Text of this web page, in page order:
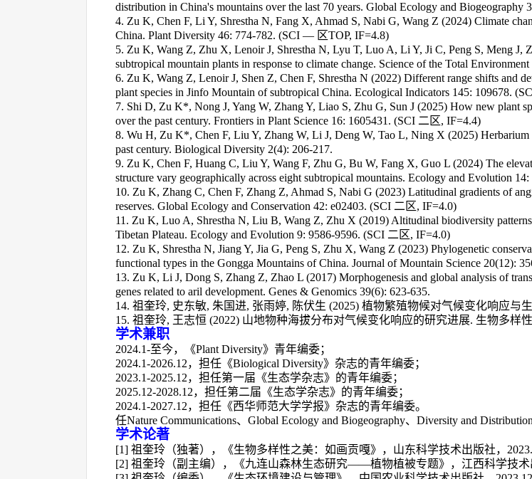
distribution in China's mountains over the last 70 years. Global Ecology and Biogeography
4. Zu K, Chen F, Li Y, Shrestha N, Fang X, Ahmad S, Nabi G, Wang Z (2024) Climate
China. Plant Diversity 46: 774-782. (SCI — 区TOP, IF=4.8)
5. Zu K, Wang Z, Zhu X, Lenoir J, Shrestha N, Lyu T, Luo A, Li Y, Ji C, Peng S, Meng J,
subtropical mountain plants in response to climate change. Science of the Total Environment
6. Zu K, Wang Z, Lenoir J, Shen Z, Chen F, Shrestha N (2022) Different range shifts and
plant species in Jinfo Mountain of subtropical China. Ecological Indicators 145: 109678. (
7. Shi D, Zu K*, Nong J, Yang W, Zhang Y, Liao S, Zhu G, Sun J (2025) How new plant
over the past century. Frontiers in Plant Science 16: 1605431. (SCI 二区, IF=4.4)
8. Wu H, Zu K*, Chen F, Liu Y, Zhang W, Li J, Deng W, Tao L, Ning X (2025) Herbarium
past century. Biological Diversity 2(4): 206-217.
9. Zu K, Chen F, Huang C, Liu Y, Wang F, Zhu G, Bu W, Fang X, Guo L (2024) The
structure vary geographically across eight subtropical mountains. Ecology and Evolution 14:
10. Zu K, Zhang C, Chen F, Zhang Z, Ahmad S, Nabi G (2023) Latitudinal gradients of
reserves. Global Ecology and Conservation 42: e02403. (SCI 二区, IF=4.0)
11. Zu K, Luo A, Shrestha N, Liu B, Wang Z, Zhu X (2019) Altitudinal biodiversity
Tibetan Plateau. Ecology and Evolution 9: 9586-9596. (SCI 二区, IF=4.0)
12. Zu K, Shrestha N, Jiang Y, Jia G, Peng S, Zhu X, Wang Z (2023) Phylogenetic
functional types in the Gongga Mountains of China. Journal of Mountain Science 20(12):
13. Zu K, Li J, Dong S, Zhang Z, Zhao L (2017) Morphogenesis and global analysis of
genes related to aril development. Genes & Genomics 39(6): 623-635.
14. 祖奎玲, 史东敏, 朱国进, 张雨婷, 陈伏生 (2025) 植物繁殖物候对气候变化响应与
15. 祖奎玲, 王志恒 (2022) 山地物种海拔分布对气候变化响应的研究进展. 生物多样性
学术兼职
2024.1-至今，《Plant Diversity》青年编委；
2024.1-2026.12，担任《Biological Diversity》杂志的青年编委；
2023.1-2025.12，担任第一届《生态学杂志》的青年编委；
2025.12-2028.12，担任第二届《生态学杂志》的青年编委；
2024.1-2027.12，担任《西华师范大学学报》杂志的青年编委。
任Nature Communications、 Global Ecology and Biogeography、 Diversity and
学术论著
[1] 祖奎玲（独著），《生物多样性之美：如画贡嘎》，山东科学技术出版社，
[2] 祖奎玲（副主编），《九连山森林生态研究——植物植被专题》，江西科学技术